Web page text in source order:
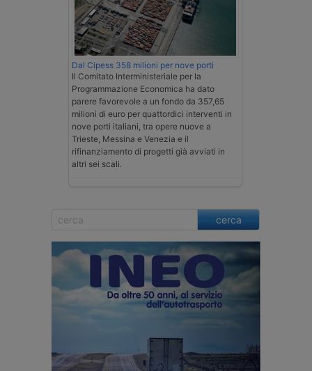
Dal Cipess 358 milioni per nove porti
Il Comitato Interministeriale per la
Programmazione Economica ha dato
parere favorevole a un fondo da 357,65
milioni di euro per quattordici interventi in
nove porti italiani, tra opere nuove a
Trieste, Messina e Venezia e il
rifinanziamento di progetti già avviati in
altri sei scali.
cerca